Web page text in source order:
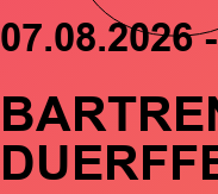
07.08.2026